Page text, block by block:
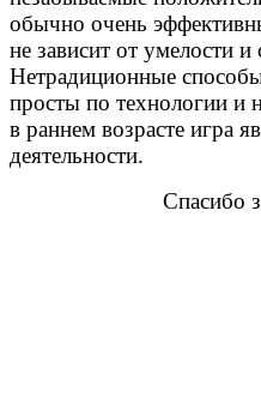
обычно очень
не зависит от умелости и
Нетрадиционные
просты по технологии и
в раннем возрасте игра
деятельности.
Спасибо